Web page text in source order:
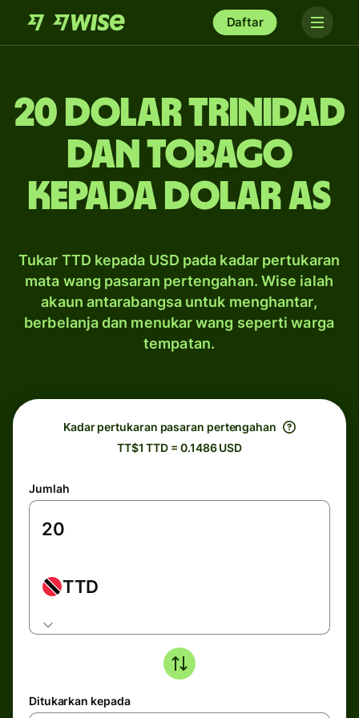
Daftar
20 dolar Trinidad
dan Tobago
kepada dolar AS
Tukar TTD kepada USD pada kadar pertukaran
mata wang pasaran pertengahan. Wise ialah
akaun antarabangsa untuk menghantar,
berbelanja dan menukar wang seperti warga
tempatan.
Kadar pertukaran pasaran pertengahan
TT$1 TTD = 0.1486 USD
Jumlah
TTD
Ditukarkan kepada